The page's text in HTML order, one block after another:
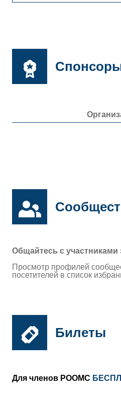
Общайтесь с участниками
Просмотр профилей
посетителей в список
Билеты
Для членов РООМС